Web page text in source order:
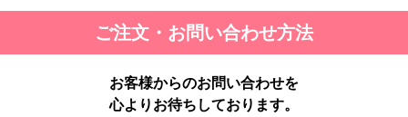
ご注文・お問い合わせ方法
お客様からのお問い合わせを
心よりお待ちしております。